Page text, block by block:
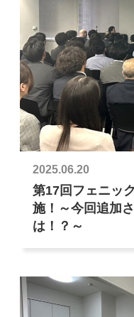
2025.06.20
第17回フェニッ
施！～今回追加
は！？～